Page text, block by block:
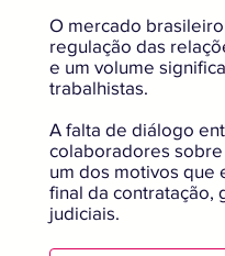
O mercado
regulação das
e um volume
trabalhistas.
A falta de diálogo
colaboradores
um dos motivos que
final da contratação,
judiciais.